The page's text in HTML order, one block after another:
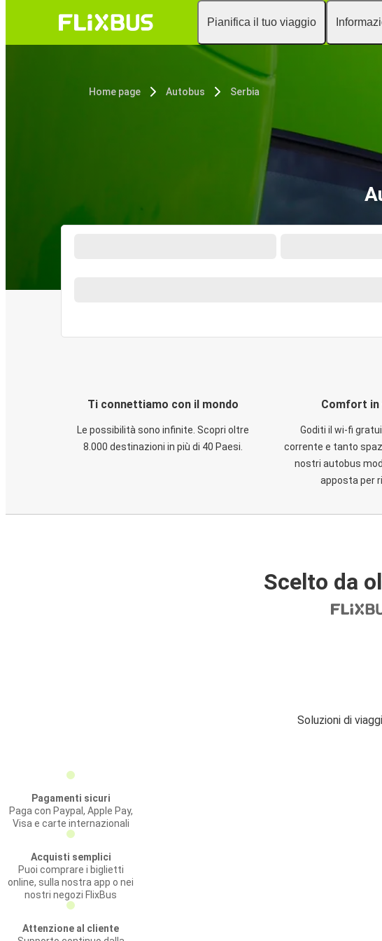
Pianifica il tuo viaggio
Home page Autobus Serbia
Ti connettiamo con il mondo
Le possibilità sono infinite. Scopri oltre
8.000 destinazioni in più di 40 Paesi.
Comfort in
Goditi il wi-fi
corrente e tanto
nostri autobus
apposta per
Scelto da
Soluzioni di
Pagamenti sicuri
Paga con Paypal, Apple Pay,
Visa e carte internazionali
Acquisti semplici
Puoi comprare i biglietti
online, sulla nostra app o nei
nostri negozi FlixBus
Attenzione al cliente